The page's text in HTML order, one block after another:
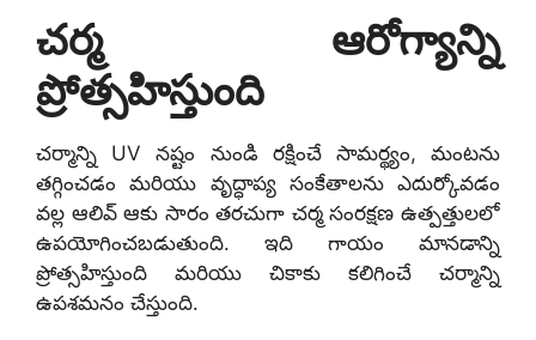
చర్మ ఆరోగ్యాన్ని
ప్రోత్సహిస్తుంది
చర్మాన్ని UV నష్టం నుండి రక్షించే సామర్థ్యం, ​​మంటను
తగ్గించడం మరియు వృద్ధాప్య సంకేతాలను ఎదుర్కోవడం
వల్ల ఆలివ్ ఆకు సారం తరచుగా చర్మ సంరక్షణ ఉత్పత్తులలో
ఉపయోగించబడుతుంది. ఇది గాయం మానడాన్ని
ప్రోత్సహిస్తుంది మరియు చికాకు కలిగించే చర్మాన్ని
ఉపశమనం చేస్తుంది.